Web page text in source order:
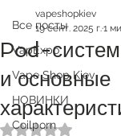
Все посты
VapExpo
Vape Shop Kiev
НОВИНКИ
Coilporn
Pod-
и основные
vapeshopkiev
19 сент. 2025 г. 1
Оценка: не